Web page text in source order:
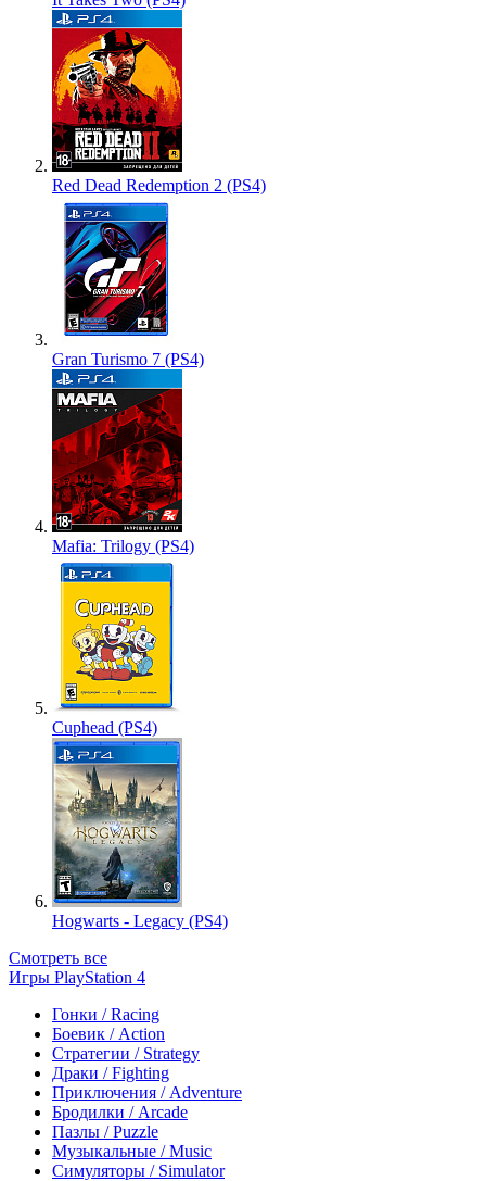
Red Dead Redemption 2 (PS4)
Gran Turismo 7 (PS4)
Mafia: Trilogy (PS4)
Cuphead (PS4)
Hogwarts - Legacy (PS4)
Смотреть все
Игры PlayStation 4
Гонки / Racing
Боевик / Action
Стратегии / Strategy
Драки / Fighting
Приключения / Adventure
Бродилки / Arcade
Пазлы / Puzzle
Музыкальные / Music
Симуляторы / Simulator